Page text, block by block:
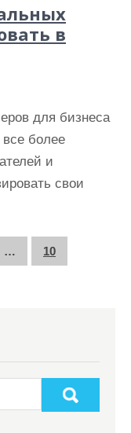
в
для бизнеса
более
и
свои
…
10